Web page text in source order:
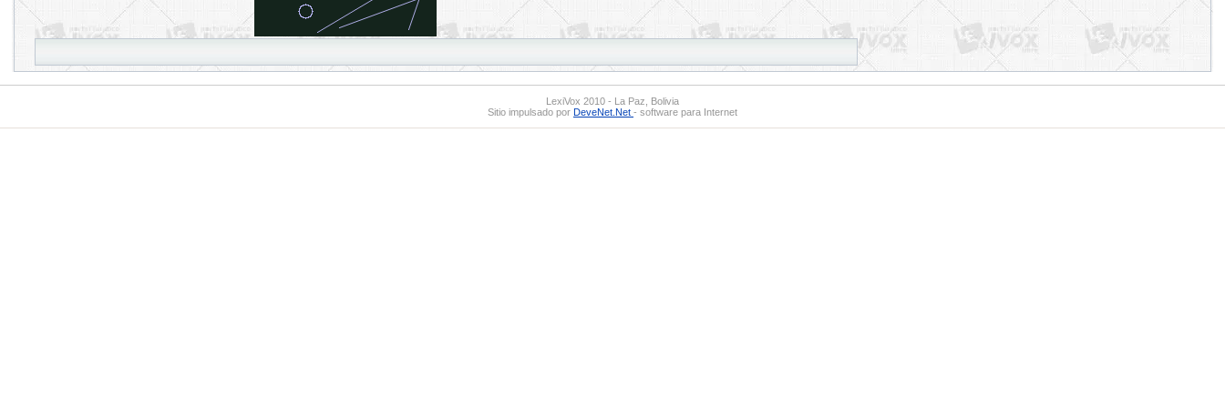
LexiVox 2010 - La Paz, Bolivia
Sitio impulsado por DeveNet.Net - software para Internet